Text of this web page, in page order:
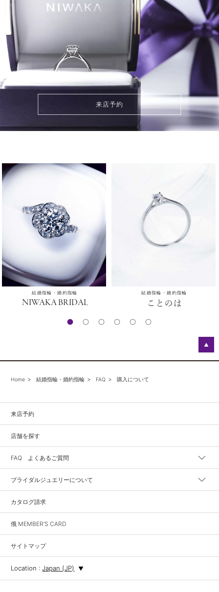
来店予約
結婚指輪・婚約指輪
NIWAKA BRIDAL
結婚指輪・婚約指輪
ことのは
Home 結婚指輪・婚約指輪 FAQ 購入について
▲
来店予約
店舗を探す
FAQ よくあるご質問
ブライダルジュエリーについて
カタログ請求
俄 MEMBER’S CARD
サイトマップ
Location :Japan (JP)